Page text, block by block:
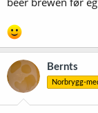
Bernts
Norbrygg-